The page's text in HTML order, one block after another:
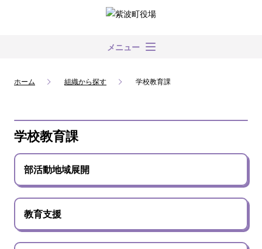
メニュー
ホーム 組織から探す 学校教育課
学校教育課
部活動地域展開
教育支援